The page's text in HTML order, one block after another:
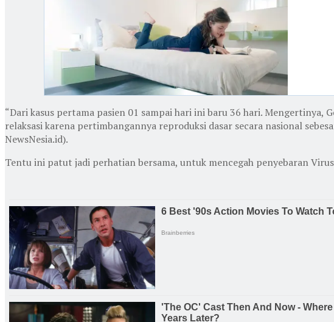
“Dari kasus pertama pasien 01 sampai hari ini baru 36 hari. Mengertinya,
relaksasi karena pertimbangannya reproduksi dasar secara nasional
NewsNesia.id).
Tentu ini patut jadi perhatian bersama, untuk mencegah penyebaran